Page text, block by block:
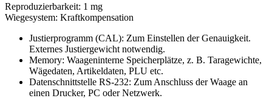
Reproduzierbarkeit: 1 mg
Wiegesystem: Kraftkompensation
Justierprogramm (CAL): Zum Einstellen der Genauigkeit.
Externes Justiergewicht notwendig.
Memory: Waageninterne Speicherplätze, z. B. Taragewichte,
Wägedaten, Artikeldaten, PLU etc.
Datenschnittstelle RS-232: Zum Anschluss der Waage an
einen Drucker, PC oder Netzwerk.